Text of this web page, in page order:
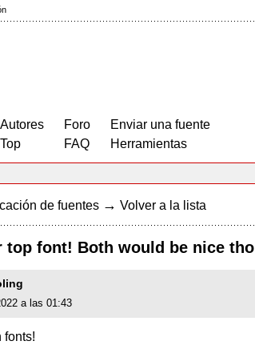
Autores
Top
Foro
FAQ
Enviar una fuente
Herramientas
de fuentes → Volver a la lista
top font! Both would be nice tho
a las 01:43
fonts!